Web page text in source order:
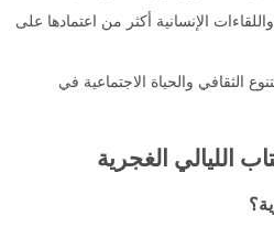
الإنسانية أكثر من اعتمادها على
الثقافي والحياة الاجتماعية في
الليالي الغجرية